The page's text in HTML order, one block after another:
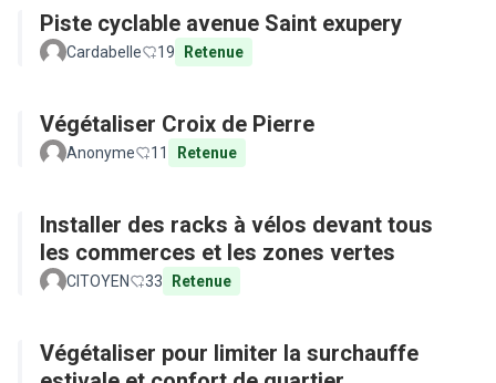
Piste cyclable avenue Saint exupery
Cardabelle 19 Retenue
Végétaliser Croix de Pierre
Anonyme 11 Retenue
Installer des racks à vélos devant tous
les commerces et les zones vertes
CITOYEN 33 Retenue
Végétaliser pour limiter la surchauffe